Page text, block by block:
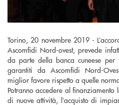
Torino, 20 novembre 2019 -
Ascomfidi Nord-ovest, prevede
da parte della banca cuneese
garantiti da Ascomfidi Nord-
miglior favore rispetto a quelle
Potranno accedere al finanziamento
di nuove attività, l’acquisto di